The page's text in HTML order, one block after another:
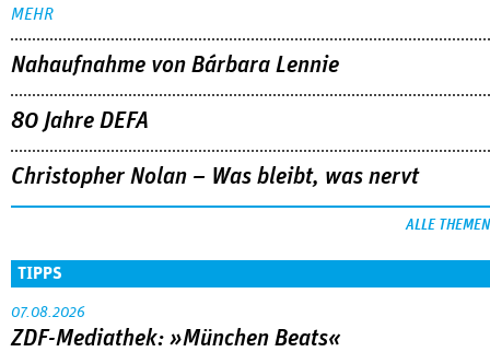
MEHR
Nahaufnahme von Bárbara Lennie
80 Jahre DEFA
Christopher Nolan – Was bleibt, was nervt
ALLE THEMEN
TIPPS
07.08.2026
ZDF-Mediathek: »München Beats«